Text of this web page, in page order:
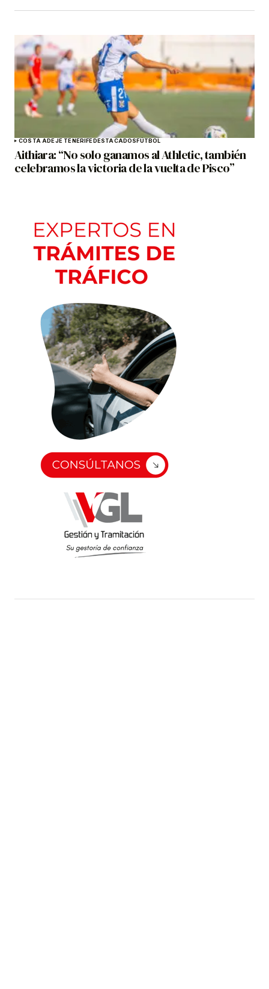
COSTA ADEJE TENERIFEDESTACADOSFÚTBOL
Aithiara: “No solo ganamos al Athletic, también
celebramos la victoria de la vuelta de Pisco”